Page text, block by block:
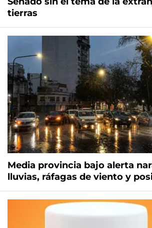
tierras
Media provincia bajo alerta
lluvias, ráfagas de viento y